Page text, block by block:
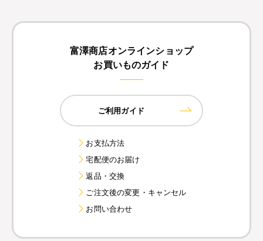
富澤商店オンラインショップ
お買いものガイド
ご利用ガイド
お支払方法
宅配便のお届け
返品・交換
ご注文後の変更・キャンセル
お問い合わせ